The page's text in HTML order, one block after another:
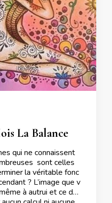
La Balance
qui ne connaissent
sont celles
la véritable fonc
? L’image que v
à autrui et ce de